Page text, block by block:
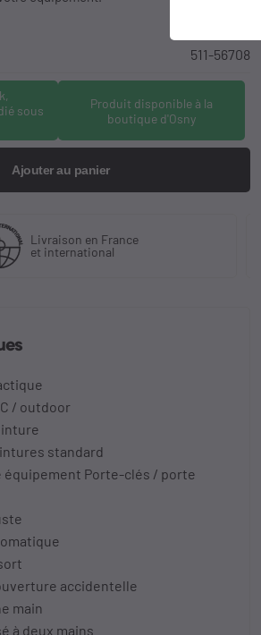
511-56708
sous
Produit disponible à la
boutique d'Osny
Ajouter au panier
Livraison en France
et international
/ outdoor
standard
équipement Porte-clés / porte
accidentelle
main
à deux mains